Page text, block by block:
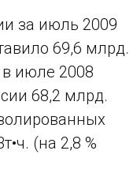
за июль 2009
69,6 млрд.
в июле 2008
68,2 млрд.
(на 2,8 %